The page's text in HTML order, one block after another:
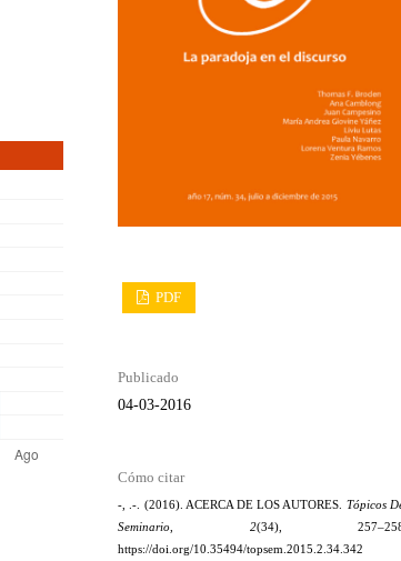
PDF
Publicado
04-03-2016
Cómo citar
-, .-. (2016). ACERCA DE LOS AUTORES. Tópicos
Seminario
2(34),
https://doi.org/10.35494/topsem.2015.2.34.342